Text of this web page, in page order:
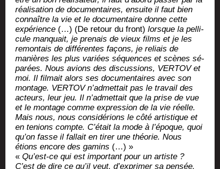
réa­li­sa­tion de docu­men­taires, ensuite il faut bien
connaître la vie et le docu­men­taire donne cette
expé­rience (…) (De retour du front)lorsque la pel­li­
cule man­quait, je pre­nais de vieux films et je les
remon­tais de dif­fé­rentes façons, je reliais de
manières les plus variées sé­quences et scènes sé­
pa­rées. Nous avions des dis­cus­sions, VERTOV et
moi. Il fil­mait alors ses docu­men­taires avec son
mon­tage. VERTOV n’ad­met­tait pas le tra­vail des
acteurs, leur jeu. Il n’ad­met­tait que la prise de vue
et le mon­tage comme expres­sion de la vie réelle.
Mais nous, nous consi­dé­rions le cô­té artis­tique et
en tenions compte. C’é­tait la mode à l’é­poque, quoi
qu’on fasse il fal­lait en tirer une théo­rie. Nous
étions encore des gamins (…) »
«Qu’est-ce qui est impor­tant pour un artiste ?
C’est de dire ce qu’il veut, d’ex­pri­mer sa pen­sée.